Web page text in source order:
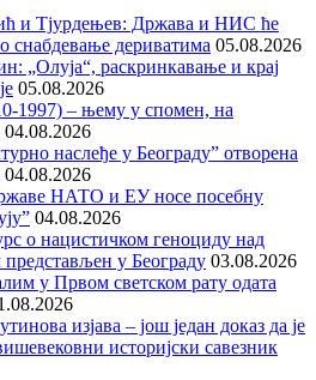
и Тјурдењев: Држава и НИС ће
снабдевање дериватима 05.08.2026
„Олуја“, раскринкавање и крај
05.08.2026
1997) – њему у спомен, на
04.08.2026
наслеђе у Београду” отворена
04.08.2026
НАТО и ЕУ носе посебну
04.08.2026
о нацистичком геноциду над
представљен у Београду 03.08.2026
у Првом светском рату одата
изјава – још један доказ да је
историјски савезник